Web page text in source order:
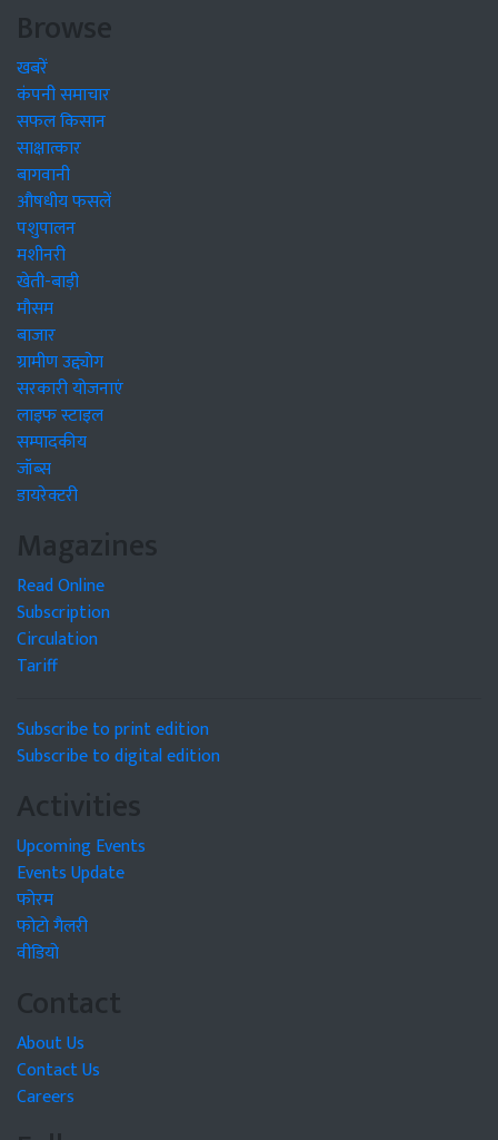
Browse
खबरें
कंपनी समाचार
सफल किसान
साक्षात्कार
बागवानी
औषधीय फसलें
पशुपालन
मशीनरी
खेती-बाड़ी
मौसम
बाजार
ग्रामीण उद्द्योग
सरकारी योजनाएं
लाइफ स्टाइल
सम्पादकीय
जॉब्स
डायरेक्टरी
Magazines
Read Online
Subscription
Circulation
Tariff
Subscribe to print edition
Subscribe to digital edition
Activities
Upcoming Events
Events Update
फोरम
फोटो गैलरी
वीडियो
Contact
About Us
Contact Us
Careers